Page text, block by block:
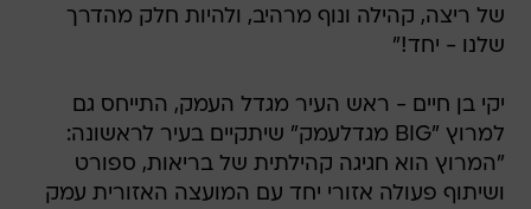
של ריצה, קהילה ונוף מרהיב, ולהיות חלק מהדרך
שלנו - יחד!"
יקי בן חיים - ראש העיר מגדל העמק, התייחס גם
למרוץ "BIG מגדלעמק" שיתקיים בעיר לראשונה:
"המרוץ הוא חגיגה קהילתית של בריאות, ספורט
ושיתוף פעולה אזורי יחד עם המועצה האזורית עמק